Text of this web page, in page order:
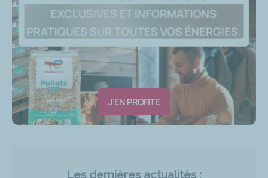
J'EN PROFITE
Les dernières actualités :